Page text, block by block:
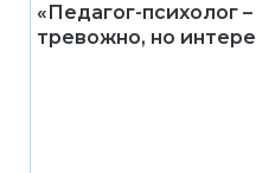
«Педагог-психолог
тревожно, но